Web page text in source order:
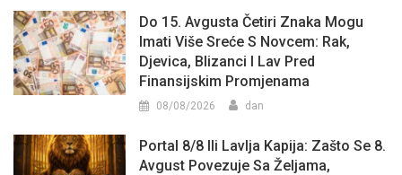
Do 15. Avgusta Četiri Znaka Mogu
Imati Više Sreće S Novcem: Rak,
Djevica, Blizanci I Lav Pred
Finansijskim Promjenama
08/08/2026 dan
Portal 8/8 Ili Lavlja Kapija: Zašto Se 8.
Avgust Povezuje Sa Željama,